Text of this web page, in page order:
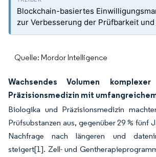
Blockchain-basiertes
zur Verbesserung der Prüfbarkeit
Quelle: Mordor Intelligence
Wachsendes Volumen
Präzisionsmedizin mit
Biologika und Präzisionsmedizin
Prüfsubstanzen aus, gegenüber 29 % fünf
Nachfrage nach längeren und
steigert[1]. Zell- und